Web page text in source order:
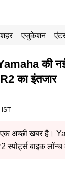
शहर एजुकेशन
की नई
का इंतजार
IST
एक अच्छी खबर है।
स्पोर्ट्स बाइक